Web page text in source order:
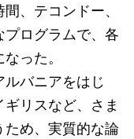
、テコンドー、
ログラムで、各
った。
バニアをはじ
リスなど、さま
め、実質的な論